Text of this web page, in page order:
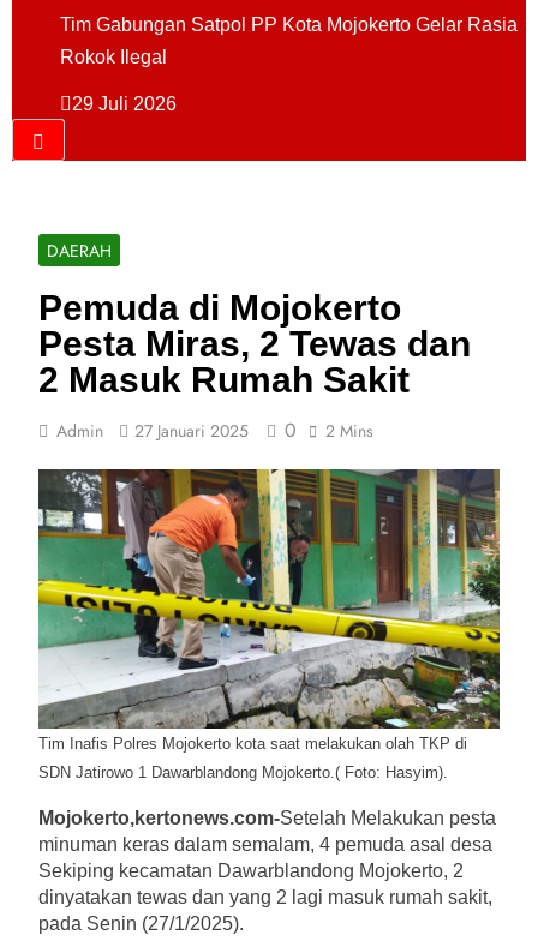
Tim Gabungan Satpol PP Kota Mojokerto Gelar Rasia
Rokok Ilegal
29 Juli 2026
DAERAH
Pemuda di Mojokerto
Pesta Miras, 2 Tewas dan
2 Masuk Rumah Sakit
Admin 27 Januari 2025 0 2 Mins
Tim Inafis Polres Mojokerto kota saat melakukan olah TKP di
SDN Jatirowo 1 Dawarblandong Mojokerto.( Foto: Hasyim).
Mojokerto,kertonews.com-Setelah Melakukan pesta
minuman keras dalam semalam, 4 pemuda asal desa
Sekiping kecamatan Dawarblandong Mojokerto, 2
dinyatakan tewas dan yang 2 lagi masuk rumah sakit,
pada Senin (27/1/2025).